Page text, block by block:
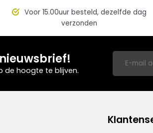
Voor 15.00uur besteld, dezelfde dag
verzonden
de hoogte te blijven.